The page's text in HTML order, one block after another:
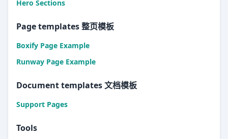
Hero Sections
Page templates 整页模板
Boxify Page Example
Runway Page Example
Document templates 文档模板
Support Pages
Tools